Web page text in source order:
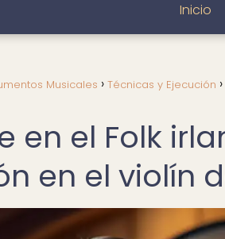
Inicio
Musicales Técnicas y Ejecución
en el Folk
en el violín